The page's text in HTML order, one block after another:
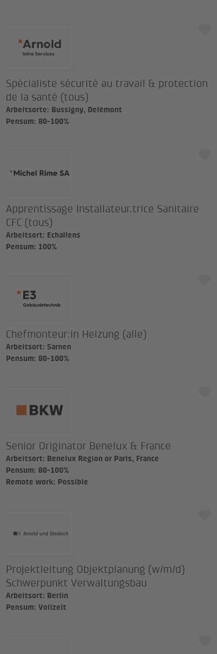
Spécialiste sécurité au travail & protection
de la santé (tous)
Arbeitsorte: Bussigny, Delémont
Pensum: 80-100%
Apprentissage Installateur.trice Sanitaire
CFC (tous)
Arbeitsort: Echallens
Pensum: 100%
Chefmonteur:in Heizung (alle)
Arbeitsort: Sarnen
Pensum: 80-100%
Senior Originator Benelux & France
Arbeitsort: Benelux Region or Paris, France
Pensum: 80-100%
Remote work: Possible
Projektleitung Objektplanung (w/m/d)
Schwerpunkt Verwaltungsbau
Arbeitsort: Berlin
Pensum: Vollzeit